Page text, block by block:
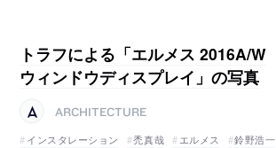
トラフによる「エルメス 2016A/W
ウィンドウディスプレイ」の写真
ARCHITECTURE
インスタレーション
禿真哉 エルメス
鈴野浩一